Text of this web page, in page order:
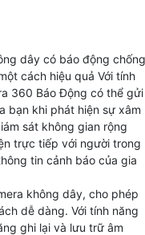
văn phòng của bạn.
hợp công nghệ trí
ban đêmCamera 360
sắc nét để bạn có thể
Không chỉ là một
360 Báo Động
2 chiều, cho phép bạn
Điều đặc biệt hơn,
này sẽ tự động báo
để cảnh báo người
dây có báo động chống
cách hiệu quả Với tính
360 Báo Động có thể gửi
bạn khi phát hiện sự xâm
sát không gian rộng
trực tiếp với người trong
tin cảnh báo của gia
không dây, cho phép
dễ dàng. Với tính năng
ghi lại và lưu trữ âm